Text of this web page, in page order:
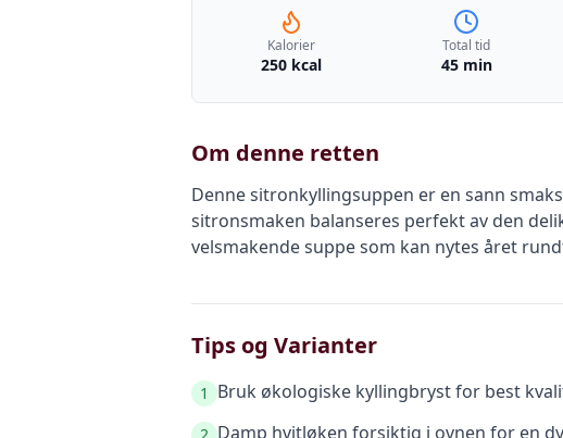
Kalorier
250 kcal
Total tid
45 min
Om denne retten
Denne sitronkyllingsuppen er en sann
sitronsmaken balanseres perfekt av den
velsmakende suppe som kan nytes året
Tips og Varianter
1 Bruk økologiske kyllingbryst for best
Damp hvitløken forsiktig i ovnen for en